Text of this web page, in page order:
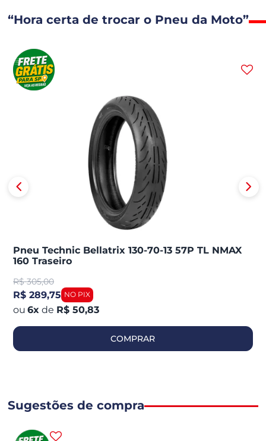
“Hora certa de trocar o Pneu da Moto”
Pneu Technic Bellatrix 130-70-13 57P TL NMAX
160 Traseiro
R$ 305,00
R$ 289,75
6x de R$ 50,83
COMPRAR
Sugestões de compra